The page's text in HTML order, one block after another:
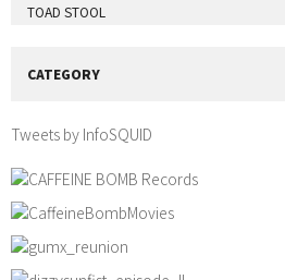
TOAD STOOL
CATEGORY
Tweets by InfoSQUID